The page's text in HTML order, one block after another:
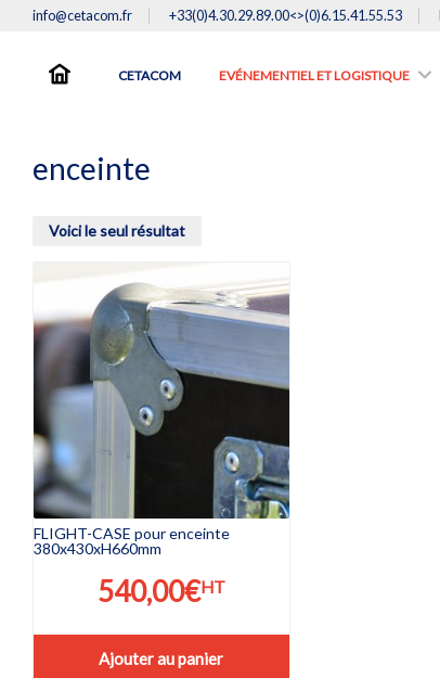
info@cetacom.fr +33(0)4.30.29.89.00<>(0)6.15.41.55.53
CETACOM EVÉNEMENTIEL ET LOGISTIQUE
enceinte
Voici le seul résultat
FLIGHT-CASE pour enceinte
380x430xH660mm
540,00€HT
Ajouter au panier